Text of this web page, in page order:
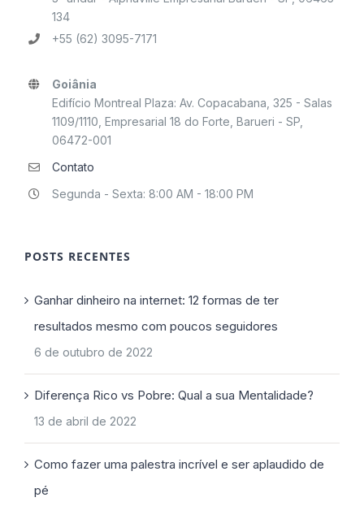
134
+55 (62) 3095-7171
Goiânia
Edifício Montreal Plaza: Av. Copacabana, 325 - Salas
1109/1110, Empresarial 18 do Forte, Barueri - SP,
06472-001
Contato
Segunda - Sexta: 8:00 AM - 18:00 PM
POSTS RECENTES
Ganhar dinheiro na internet: 12 formas de ter
resultados mesmo com poucos seguidores
6 de outubro de 2022
Diferença Rico vs Pobre: Qual a sua Mentalidade?
13 de abril de 2022
Como fazer uma palestra incrível e ser aplaudido de
pé